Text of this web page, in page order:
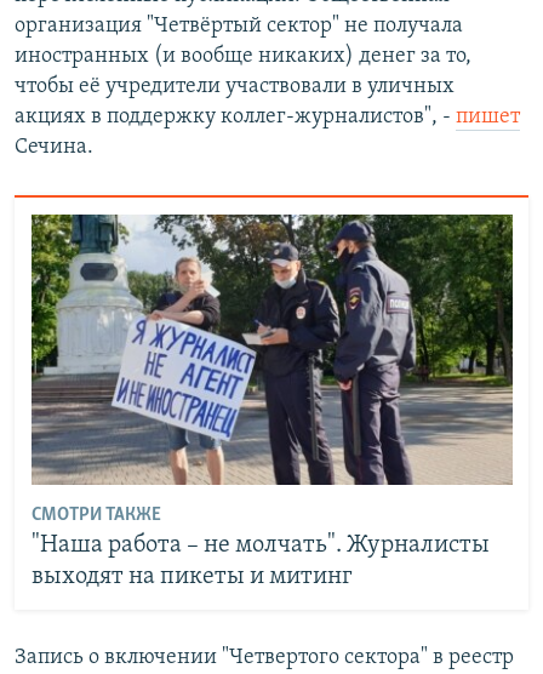
организация "Четвёртый сектор" не получала
иностранных (и вообще никаких) денег за то,
чтобы её учредители участвовали в уличных
акциях в поддержку коллег-журналистов", - пишет
Сечина.
СМОТРИ ТАКЖЕ
"Наша работа – не молчать". Журналисты
выходят на пикеты и митинг
Запись о включении "Четвертого сектора" в реестр